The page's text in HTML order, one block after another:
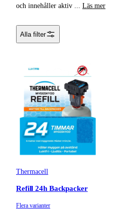
och innehåller aktiv ... Läs mer
Alla filter
Thermacell
Refill 24h Backpacker
Flera varianter